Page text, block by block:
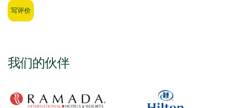
写评价
我们的伙伴